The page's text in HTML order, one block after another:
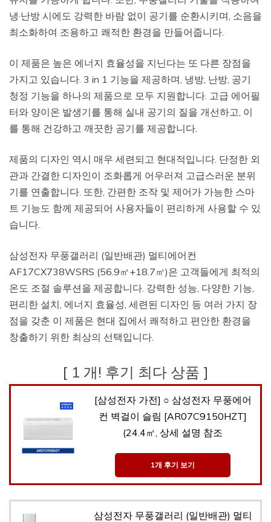
냉·난방 시에도 강력한 바람 없이 공기를 순환시키며, 소음을
최소화하여 조용하고 쾌적한 환경을 만들어줍니다.
이 제품은 높은 에너지 효율성을 지닌다는 또 다른 장점을
가지고 있습니다. 3 in 1 기능을 제공하며, 냉방, 난방, 공기
청정 기능을 하나의 제품으로 모두 지원합니다. 고급 에어필
터와 양이온 발생기를 통해 실내 공기의 질을 개선하고, 이
를 통해 건강하고 깨끗한 공기를 제공합니다.
제품의 디자인 역시 매우 세련되고 현대적입니다. 단정한 외
관과 간결한 디자인이 조화롭게 어우러져 고급스러운 분위
기를 연출합니다. 또한, 간편한 조작 및 제어가 가능한 스마
트 기능도 함께 제공되어 사용자들이 편리하게 사용할 수 있
습니다.
삼성전자 무풍갤러리 (일반배관) 멀티에어컨
AF17CX738WSRS (56.9㎡+18.7㎡)은 고객들에게 최적의
온도 조절 솔루션을 제공합니다. 강력한 성능, 다양한 기능,
편리한 설치, 에너지 효율성, 세련된 디자인 등 여러 가지 장
점을 갖춘 이 제품은 현대 집에서 쾌적하고 편안한 환경을
창출하기 위한 최상의 선택입니다.
[ 1 개! 후기 최다 상품 ]
[삼성전자 가전] ○ 삼성전자 무풍에어
컨 벽걸이 슬림 [AR07C9150HZT]
(24.4㎡, 상세 설명 참조
1개 후기 보기
삼성전자 무풍갤러리 (일반배관) 멀티